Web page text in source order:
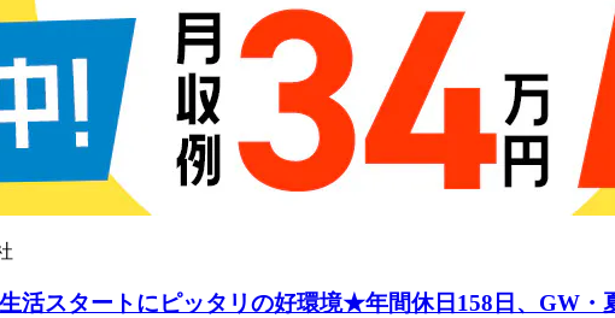
活スタートにピッタリの好環境★年間休日158日、GW・